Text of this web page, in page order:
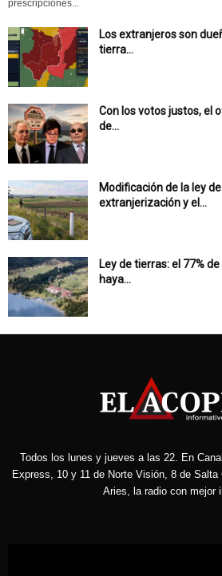
prescripciones...
Los extranjeros son
tierra...
Con los votos justos, el
de...
Modificación de la ley
extranjerización y el...
Ley de tierras: el 77%
haya...
Todos los lunes y jueves a las 22. En
Express, 10 y 11 de Norte Visión, 8 de Salta
Aries, la radio con mejor